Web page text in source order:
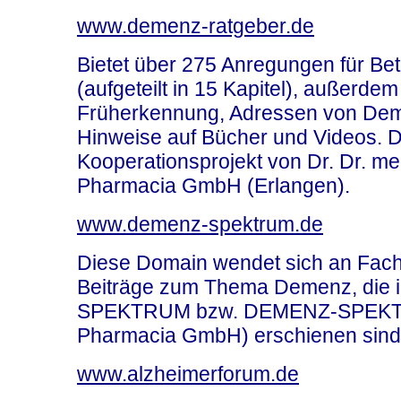
www.demenz-ratgeber.de
Bietet über 275 Anregungen für
(aufgeteilt in 15 Kapitel),
Früherkennung, Adressen von
Hinweise auf Bücher und Videos.
Kooperationsprojekt von Dr. Dr.
Pharmacia GmbH (Erlangen).
www.demenz-spektrum.de
Diese Domain wendet sich an
Beiträge zum Thema Demenz, die
SPEKTRUM bzw. DEMENZ-
Pharmacia GmbH) erschienen
www.alzheimerforum.de